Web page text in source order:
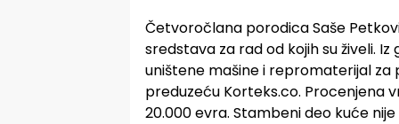
Četvoročlana porodica Saše
sredstava za rad od kojih su živeli.
uništene mašine i repromaterijal za
preduzeću Korteks.co. Procenjena
20.000 evra. Stambeni deo kuće